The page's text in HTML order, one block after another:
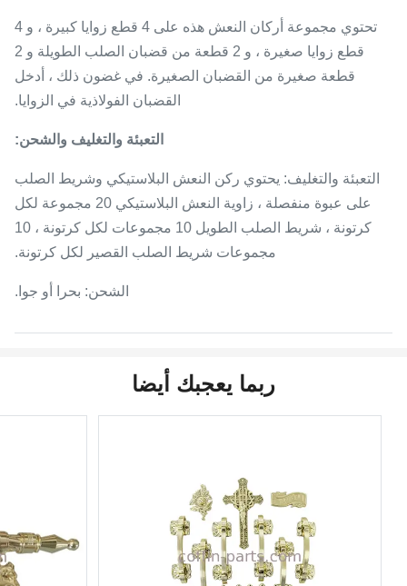
تحتوي مجموعة أركان النعش هذه على 4 قطع زوايا كبيرة ، و 4
قطع زوايا صغيرة ، و 2 قطعة من قضبان الصلب الطويلة و 2
قطعة صغيرة من القضبان الصغيرة. في غضون ذلك ، أدخل
القضبان الفولاذية في الزوايا.
التعبئة والتغليف والشحن:
التعبئة والتغليف: يحتوي ركن النعش البلاستيكي وشريط الصلب
على عبوة منفصلة ، زاوية النعش البلاستيكي 20 مجموعة لكل
كرتونة ، شريط الصلب الطويل 10 مجموعات لكل كرتونة ، 10
مجموعات شريط الصلب القصير لكل كرتونة.
الشحن: بحرا أو جوا.
ربما يعجبك أيضا